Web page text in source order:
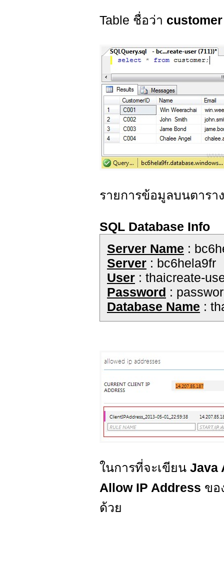
Table ชื่อว่า customer
รายการข้อมูลบนตารา
SQL Database Info
Server Name :
Server : bc6hela9fr
User : thaicreate-
Password :
Database Name :
ในการที่จะเขียน Java
Allow IP Address ขอ
ด้วย